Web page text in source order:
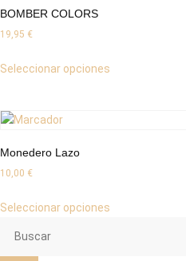
BOMBER COLORS
19,95 €
Seleccionar opciones
Monedero Lazo
10,00 €
Seleccionar opciones